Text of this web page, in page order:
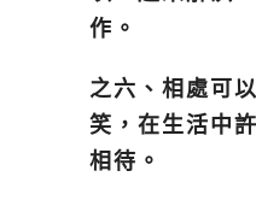
作。
之六、相處可
笑，在生活中
相待。